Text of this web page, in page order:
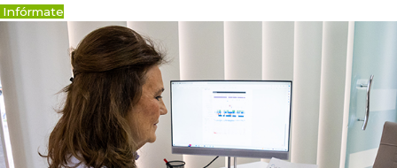
Infórmate